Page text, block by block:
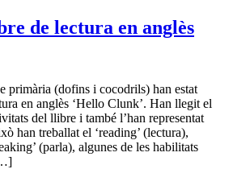
de lectura en anglès
primària (dofins i cocodrils) han estat
en anglès ‘Hello Clunk’. Han llegit el
del llibre i també l’han representat
han treballat el ‘reading’ (lectura),
(parla), algunes de les habilitats